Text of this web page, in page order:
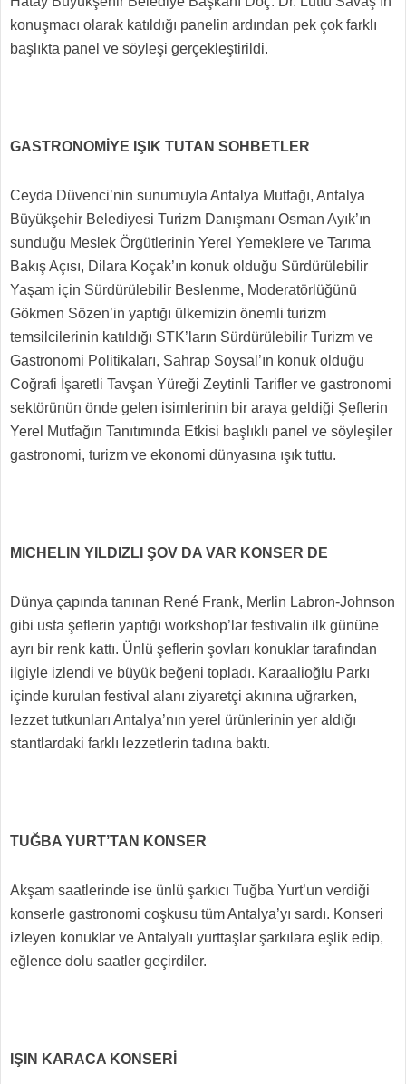
konuşmacı olarak katıldığı panelin ardından pek çok farklı
başlıkta panel ve söyleşi gerçekleştirildi.
GASTRONOMİYE IŞIK TUTAN SOHBETLER
Ceyda Düvenci’nin sunumuyla Antalya Mutfağı, Antalya
Büyükşehir Belediyesi Turizm Danışmanı Osman Ayık’ın
sunduğu Meslek Örgütlerinin Yerel Yemeklere ve Tarıma
Bakış Açısı, Dilara Koçak’ın konuk olduğu Sürdürülebilir
Yaşam için Sürdürülebilir Beslenme, Moderatörlüğünü
Gökmen Sözen’in yaptığı ülkemizin önemli turizm
temsilcilerinin katıldığı STK’ların Sürdürülebilir Turizm ve
Gastronomi Politikaları, Sahrap Soysal’ın konuk olduğu
Coğrafi İşaretli Tavşan Yüreği Zeytinli Tarifler ve gastronomi
sektörünün önde gelen isimlerinin bir araya geldiği Şeflerin
Yerel Mutfağın Tanıtımında Etkisi başlıklı panel ve söyleşiler
gastronomi, turizm ve ekonomi dünyasına ışık tuttu.
MICHELIN YILDIZLI ŞOV DA VAR KONSER DE
Dünya çapında tanınan René Frank, Merlin Labron-Johnson
gibi usta şeflerin yaptığı workshop’lar festivalin ilk gününe
ayrı bir renk kattı. Ünlü şeflerin şovları konuklar tarafından
ilgiyle izlendi ve büyük beğeni topladı. Karaalioğlu Parkı
içinde kurulan festival alanı ziyaretçi akınına uğrarken,
lezzet tutkunları Antalya’nın yerel ürünlerinin yer aldığı
stantlardaki farklı lezzetlerin tadına baktı.
TUĞBA YURT’TAN KONSER
Akşam saatlerinde ise ünlü şarkıcı Tuğba Yurt’un verdiği
konserle gastronomi coşkusu tüm Antalya’yı sardı. Konseri
izleyen konuklar ve Antalyalı yurttaşlar şarkılara eşlik edip,
eğlence dolu saatler geçirdiler.
IŞIN KARACA KONSERİ